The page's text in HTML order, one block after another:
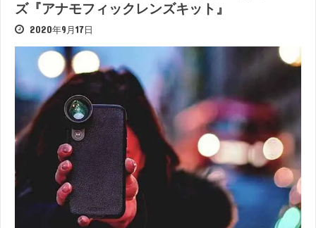
ズ『アナモフィックレンズキット』
2020年9月17日